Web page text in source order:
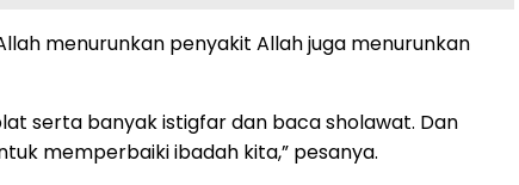
menurunkan penyakit Allah juga menurunkan
serta banyak istigfar dan baca sholawat. Dan
memperbaiki ibadah kita,” pesanya.